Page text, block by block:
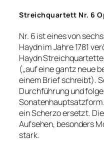
Streichquartett Nr. 6
Nr. 6 ist eines von
Haydn im Jahre 1781
Haydn
(„auf eine gantz neue
einem Brief schreibt).
Durchführung und
ein Scherzo ersetzt.
Aufsehen, besonders
stark.